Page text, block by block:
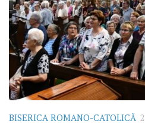
BISERICA ROMANO-CATOLICĂ